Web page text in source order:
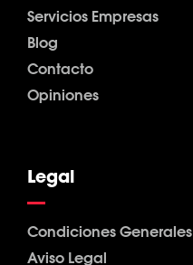
Servicios Empresas
Blog
Contacto
Opiniones
Legal
Condiciones Generales
Aviso Legal